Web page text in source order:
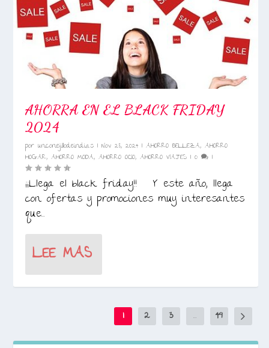
AHORRA EN EL BLACK FRIDAY
2024
porunconejillodeindias |Nov 28, 2024 |AHORRO BELLEZA,AHORRO
HOGAR,AHORRO MODA,AHORRO OCIO,AHORRO VIAJES |0 |
¡¡Llega el black friday!! Y este año, llega
con ofertas y promociones muy interesantes
que...
LEE MAS
1 2 3 ... 49